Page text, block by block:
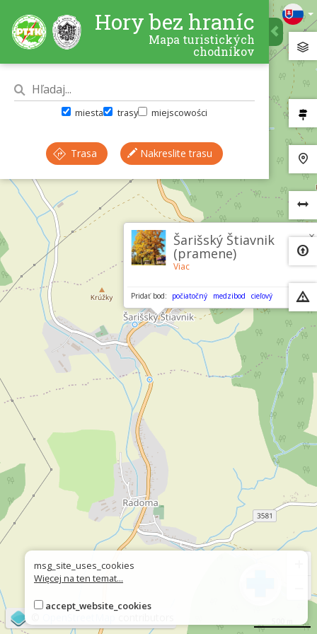
×
Šarišský Štiavnik
(pramene)
Viac
Pridať bod: počiatočný medzibod cieľový
Hory bez hraníc
Mapa turistických
chodníkov
miesta trasy miejscowości
Trasa Nakreslite trasu
msg_site_uses_cookies
Więcej na ten temat...
accept_website_cookies